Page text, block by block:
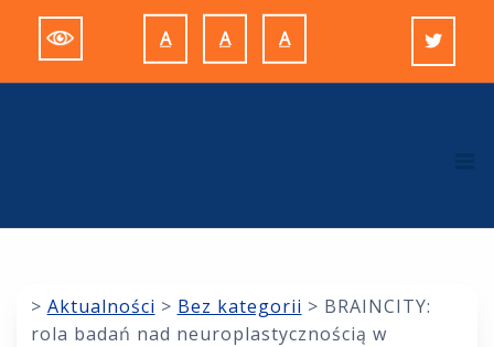
content
ADecrease
font
AReset
font
AIncrease
font
> Aktualności > Bez kategorii > BRAINCITY:
rola badań nad neuroplastycznością w